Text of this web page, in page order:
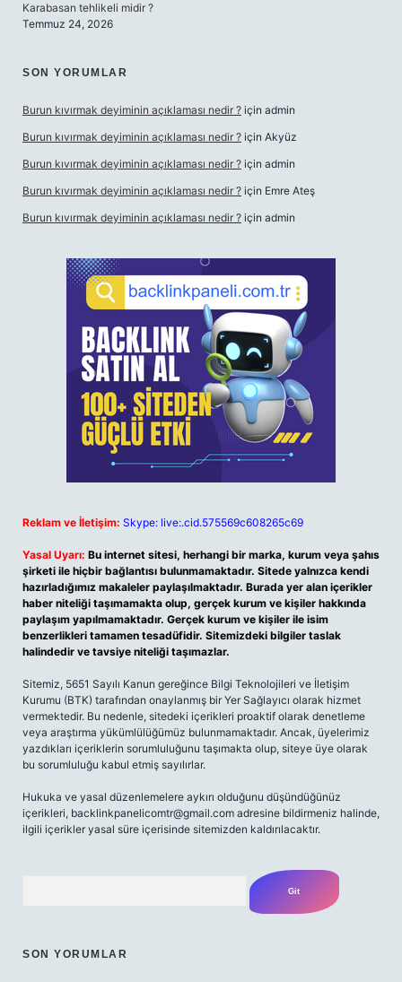
Karabasan tehlikeli midir ?
Temmuz 24, 2026
SON YORUMLAR
Burun kıvırmak deyiminin açıklaması nedir ? için admin
Burun kıvırmak deyiminin açıklaması nedir ? için Akyüz
Burun kıvırmak deyiminin açıklaması nedir ? için admin
Burun kıvırmak deyiminin açıklaması nedir ? için Emre Ateş
Burun kıvırmak deyiminin açıklaması nedir ? için admin
Reklam ve İletişim: Skype: live:.cid.575569c608265c69
Yasal Uyarı: Bu internet sitesi, herhangi bir marka, kurum veya şahıs
şirketi ile hiçbir bağlantısı bulunmamaktadır. Sitede yalnızca kendi
hazırladığımız makaleler paylaşılmaktadır. Burada yer alan içerikler
haber niteliği taşımamakta olup, gerçek kurum ve kişiler hakkında
paylaşım yapılmamaktadır. Gerçek kurum ve kişiler ile isim
benzerlikleri tamamen tesadüfidir. Sitemizdeki bilgiler taslak
halindedir ve tavsiye niteliği taşımazlar.
Sitemiz, 5651 Sayılı Kanun gereğince Bilgi Teknolojileri ve İletişim
Kurumu (BTK) tarafından onaylanmış bir Yer Sağlayıcı olarak hizmet
vermektedir. Bu nedenle, sitedeki içerikleri proaktif olarak denetleme
veya araştırma yükümlülüğümüz bulunmamaktadır. Ancak, üyelerimiz
yazdıkları içeriklerin sorumluluğunu taşımakta olup, siteye üye olarak
bu sorumluluğu kabul etmiş sayılırlar.
Hukuka ve yasal düzenlemelere aykırı olduğunu düşündüğünüz
içerikleri, backlinkpanelicomtr@gmail.com adresine bildirmeniz halinde,
ilgili içerikler yasal süre içerisinde sitemizden kaldırılacaktır.
SON YORUMLAR